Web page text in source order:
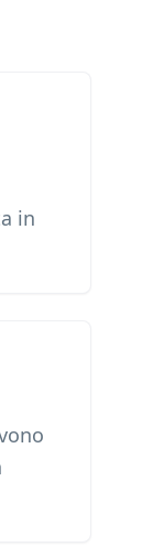
in